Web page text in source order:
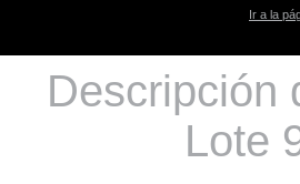
Ir a la
Descripción
Lote